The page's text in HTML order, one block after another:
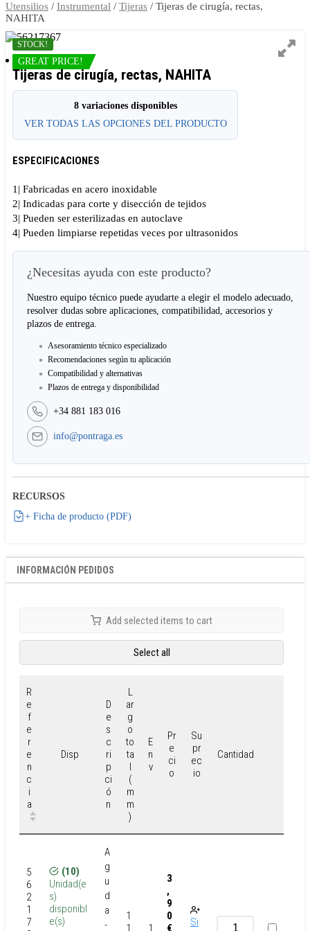
Utensilios / Instrumental / Tijeras / Tijeras de cirugía, rectas,
NAHITA
STOCK!
GREAT PRICE!
Tijeras de cirugía, rectas, NAHITA
8 variaciones disponibles
VER TODAS LAS OPCIONES DEL PRODUCTO
ESPECIFICACIONES
1| Fabricadas en acero inoxidable
2| Indicadas para corte y disección de tejidos
3| Pueden ser esterilizadas en autoclave
4| Pueden limpiarse repetidas veces por ultrasonidos
¿Necesitas ayuda con este producto?
Nuestro equipo técnico puede ayudarte a elegir el modelo adecuado,
resolver dudas sobre aplicaciones, compatibilidad, accesorios y
plazos de entrega.
Asesoramiento técnico especializado
Recomendaciones según tu aplicación
Compatibilidad y alternativas
Plazos de entrega y disponibilidad
+34 881 183 016
info@pontraga.es
RECURSOS
+ Ficha de producto (PDF)
INFORMACIÓN PEDIDOS
Add selected items to cart
Select all
R
e
f
e
r
e
n
c
i
a
Disp
D
e
s
c
ri
p
ci
ó
n
L
ar
g
o
to
ta
l
(
m
m
)
E
n
v
Pr
e
ci
o
Su
pr
ec
io
Cantidad
5
6
2
1
7
(10)
Unidad(e
s)
disponibl
e(s)
A
g
u
d
a
-
1
1
3
,
9
0
€
Si